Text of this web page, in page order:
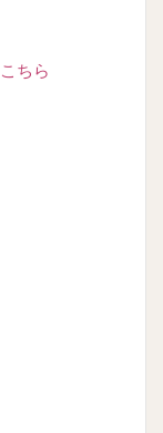
こちら